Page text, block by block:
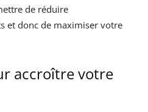
de réduire
et donc de maximiser votre
accroître votre